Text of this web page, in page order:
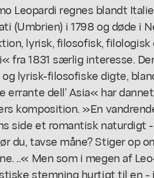
Leopardi regnes blandt
(Umbrien) i 1798 og døde i
lyrisk, filosofisk,
fra 1831 særlig interesse.
lyrisk-filosofiske digte,
errante dell' Asia« har
komposition. »En
side et romantisk naturdigt
du, tavse måne? Stiger op
..« Men som i megen af
stemning hurtigt til en